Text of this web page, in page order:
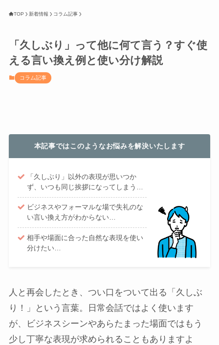
TOP 新着情報 コラム記事
「久しぶり」って他に何て言う？すぐ使
える言い換え例と使い分け解説
コラム記事
本記事ではこのようなお悩みを解決いたします
「久しぶり」以外の表現が思いつか
ず、いつも同じ挨拶になってしまう…
ビジネスやフォーマルな場で失礼のな
い言い換え方がわからない…
相手や場面に合った自然な表現を使い
分けたい…
人と再会したとき、つい口をついて出る「久しぶ
り！」という言葉。日常会話ではよく使います
が、ビジネスシーンやあらたまった場面ではもう
少し丁寧な表現が求められることもありますよ